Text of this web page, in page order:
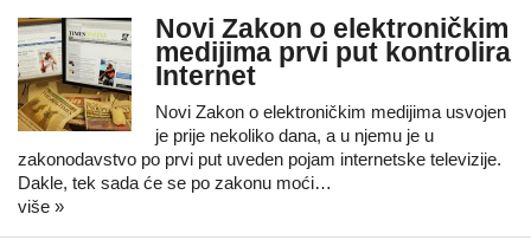
Novi Zakon o elektroničkim
medijima prvi put kontrolira
Internet
Novi Zakon o elektroničkim medijima usvojen
je prije nekoliko dana, a u njemu je u
zakonodavstvo po prvi put uveden pojam internetske televizije.
Dakle, tek sada će se po zakonu moći…
više »